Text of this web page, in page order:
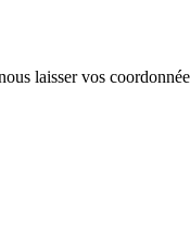
laisser vos